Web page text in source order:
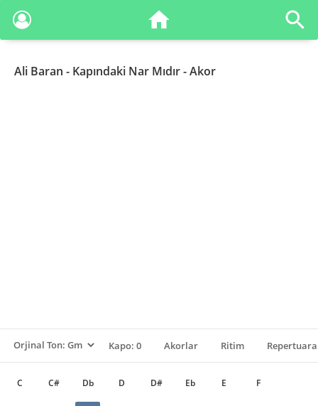
Ali Baran - Kapındaki Nar Mıdır - Akor
Kapo: 0 Akorlar Ritim
C C# Db D D# Eb E F